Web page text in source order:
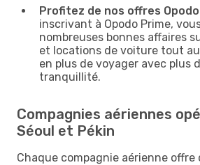
Profitez de nos offres
inscrivant à Opodo Prime,
nombreuses bonnes affaires
et locations de voiture tout
en plus de voyager avec plus
tranquillité.
Compagnies aériennes
Séoul et Pékin
Chaque compagnie aérienne